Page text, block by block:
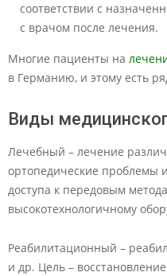
соответствии с
с врачом после лечения.
Многие пациенты на
в Германию, и этому есть
Виды
Лечебный – лечение
ортопедические проблемы
доступа к передовым
высокотехнологичному
Реабилитационный –
и др. Цель –